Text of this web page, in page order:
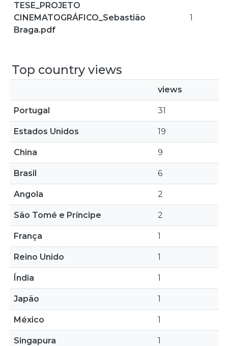
TESE_PROJETO
CINEMATOGRÁFICO_Sebastião
Braga.pdf
1
Top country views
views
Portugal 31
Estados Unidos 19
China 9
Brasil 6
Angola 2
São Tomé e Príncipe 2
França 1
Reino Unido 1
Índia 1
Japão 1
México 1
Singapura 1